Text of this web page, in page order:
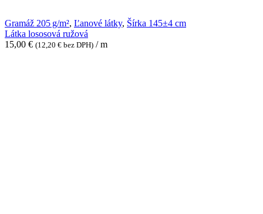
Látka
lososová
ružová
Gramáž 205 g/m², Ľanové látky, Šírka 145±4 cm
Látka lososová ružová
15,00 € (12,20 € bez DPH) / m